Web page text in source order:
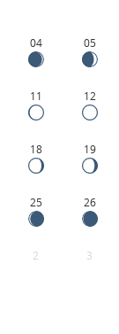
04 05
11 12
18 19
25 26
2 3